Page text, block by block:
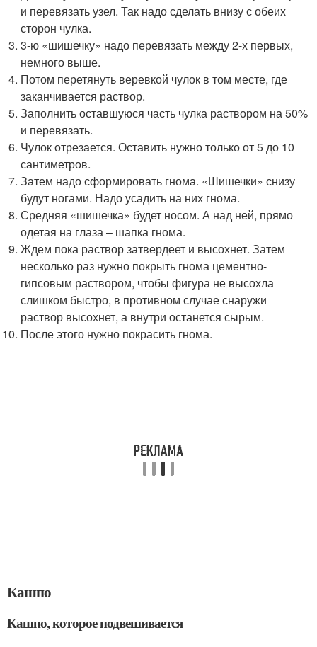
и перевязать узел. Так надо сделать внизу с обеих
сторон чулка.
3-ю «шишечку» надо перевязать между 2-х первых,
немного выше.
Потом перетянуть веревкой чулок в том месте, где
заканчивается раствор.
Заполнить оставшуюся часть чулка раствором на 50%
и перевязать.
Чулок отрезается. Оставить нужно только от 5 до 10
сантиметров.
Затем надо сформировать гнома. «Шишечки» снизу
будут ногами. Надо усадить на них гнома.
Средняя «шишечка» будет носом. А над ней, прямо
одетая на глаза – шапка гнома.
Ждем пока раствор затвердеет и высохнет. Затем
несколько раз нужно покрыть гнома цементно-
гипсовым раствором, чтобы фигура не высохла
слишком быстро, в противном случае снаружи
раствор высохнет, а внутри останется сырым.
После этого нужно покрасить гнома.
Кашпо
Кашпо, которое подвешивается